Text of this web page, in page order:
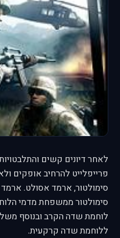
לאחר דיונים קשים
פרייפלייט להרחיב אופקים
סימולטור, ארמד אסולט.
סימולטור ממשפחת מדמי
לוחמת שדה הקרב ובנוסף
ללוחמת שדה קרקעית.